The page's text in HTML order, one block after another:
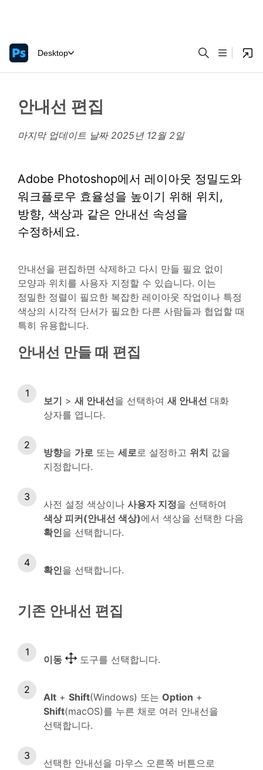
Desktop
안내선 편집
마지막 업데이트 날짜 2025년 12월 2일
Adobe Photoshop에서 레이아웃 정밀도와
워크플로우 효율성을 높이기 위해 위치,
방향, 색상과 같은 안내선 속성을
수정하세요.
안내선을 편집하면 삭제하고 다시 만들 필요 없이
모양과 위치를 사용자 지정할 수 있습니다. 이는
정밀한 정렬이 필요한 복잡한 레이아웃 작업이나 특정
색상의 시각적 단서가 필요한 다른 사람들과 협업할 때
특히 유용합니다.
안내선 만들 때 편집
보기 > 새 안내선을 선택하여 새 안내선 대화
상자를 엽니다.
방향을 가로 또는 세로 로 설정하고 위치 값을
지정합니다.
사전 설정 색상이나 사용자 지정을 선택하여
색상 피커(안내선 색상)에서 색상을 선택한 다음
확인을 선택합니다.
확인을 선택합니다.
기존 안내선 편집
이동 도구를 선택합니다.
Alt + Shift(Windows) 또는 Option +
Shift(macOS)를 누른 채로 여러 안내선을
선택합니다.
선택한 안내선을 마우스 오른쪽 버튼으로